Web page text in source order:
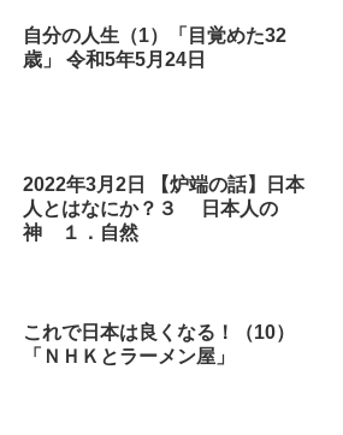
自分の人生（1）「目覚めた32
歳」 令和5年5月24日
2022年3月2日 【炉端の話】日本
人とはなにか？３ 日本人の
神 １．自然
これで日本は良くなる！（10）
「ＮＨＫとラーメン屋」